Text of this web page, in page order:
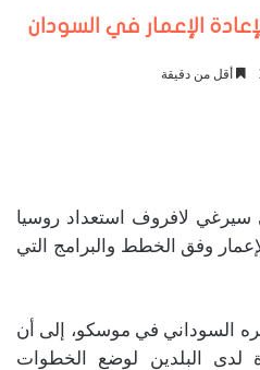
الإعمار في السودان
أقل من دقيقة
سيرغي لافروف استعداد روسيا
وفق الخطط والبرامج التي
السوداني في موسكو، إلى أن
لدى البلدين لوضع الخطوات